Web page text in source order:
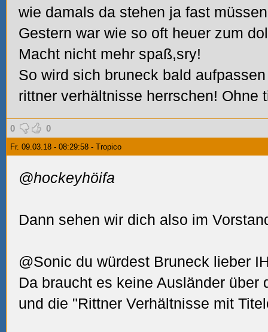
wie damals da stehen ja fast
Gestern war wie so oft heuer zum
Macht nicht mehr spaß,sry!
So wird sich bruneck bald
rittner verhältnisse herrschen! Ohne
0 0
Fr. 09.03.18 - 08:29:58 - Tropico
@hockeyhöifa
Dann sehen wir dich also im
@Sonic du würdest Bruneck lieber
Da braucht es keine Ausländer über
und die "Rittner Verhältnisse mit